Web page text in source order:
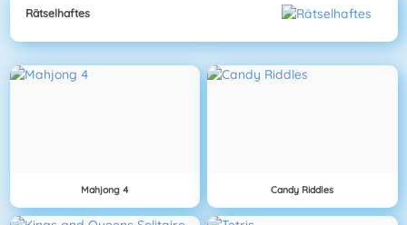
Rätselhaftes
Mahjong 4 Candy Riddles